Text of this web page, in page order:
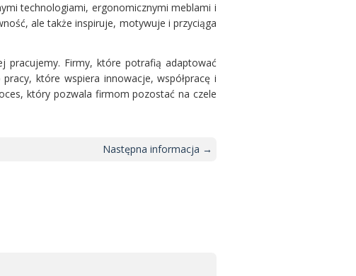
technologiami, ergonomicznymi meblami i
ale także inspiruje, motywuje i przyciąga
pracujemy. Firmy, które potrafią adaptować
które wspiera innowacje, współpracę i
który pozwala firmom pozostać na czele
Następna informacja →